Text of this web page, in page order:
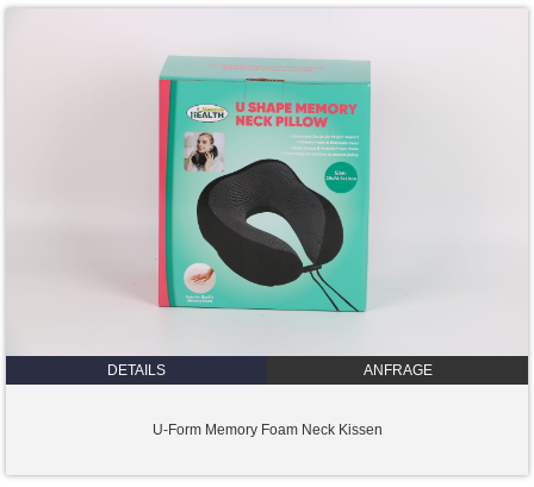
DETAILS ANFRAGE
U-Form Memory Foam Neck Kissen